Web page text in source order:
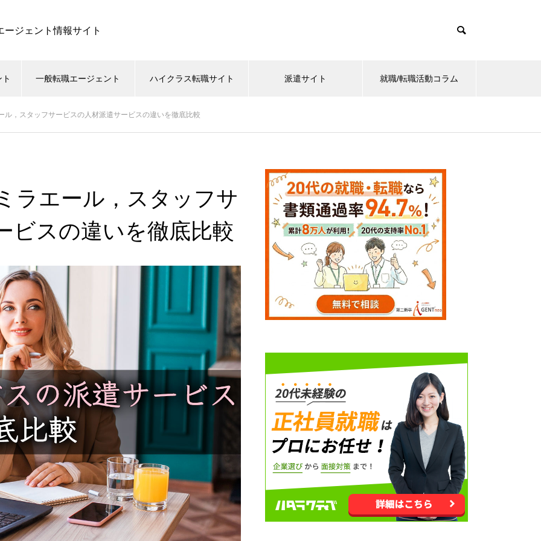
ージェント情報サイト
一般転職エージェント ハイクラス転職サイト 派遣サイト 就職/転職活動コラム
ル，スタッフサービスの人材派遣サービスの違いを徹底比較
ラエール，スタッフサ
ビスの違いを徹底比較